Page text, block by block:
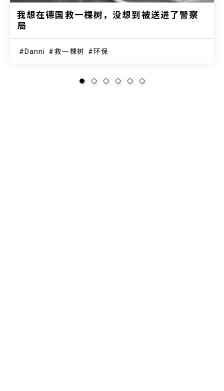
我想在德国救一棵树，没想到被送进了警察
局
Danni 救一棵树 环保